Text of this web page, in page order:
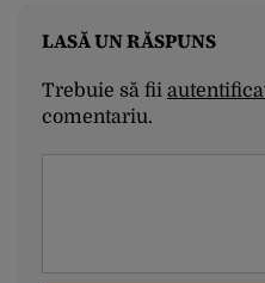
LASĂ UN RĂSPUNS
Trebuie să fii
comentariu.